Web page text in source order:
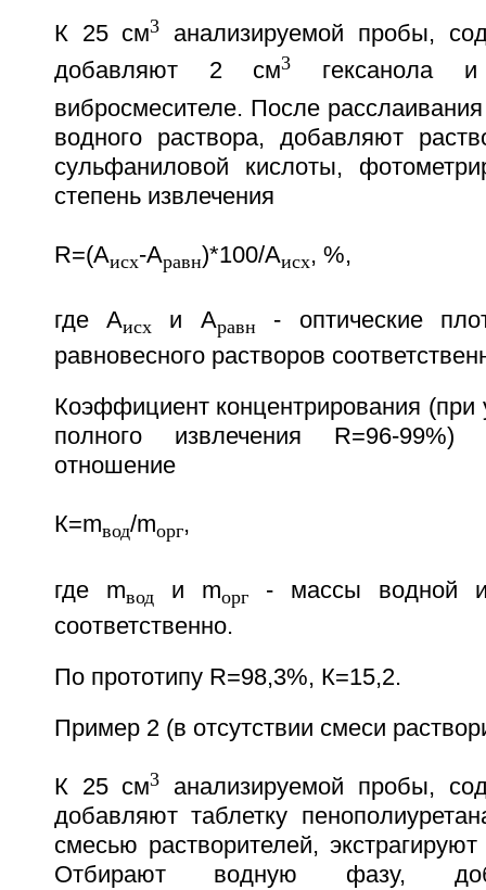
К 25 см3
анализируемой пробы,
добавляют 2 см3
гексанола и
вибросмесителе. После
водного раствора, добавляют
сульфаниловой кислоты,
степень извлечения
R=(Аисх-Аравн)*100/Аисх, %,
где Аисх и Аравн
- оптические
равновесного растворов
Коэффициент концентрирования (при
полного извлечения R=96-99%)
отношение
К=mвод/mорг,
где mводи mорг- массы водной и
соответственно.
По прототипу R=98,3%, К=15,2.
Пример 2 (в отсутствии смеси
К 25 см3
анализируемой пробы,
добавляют таблетку
смесью растворителей,
Отбирают водную фазу,